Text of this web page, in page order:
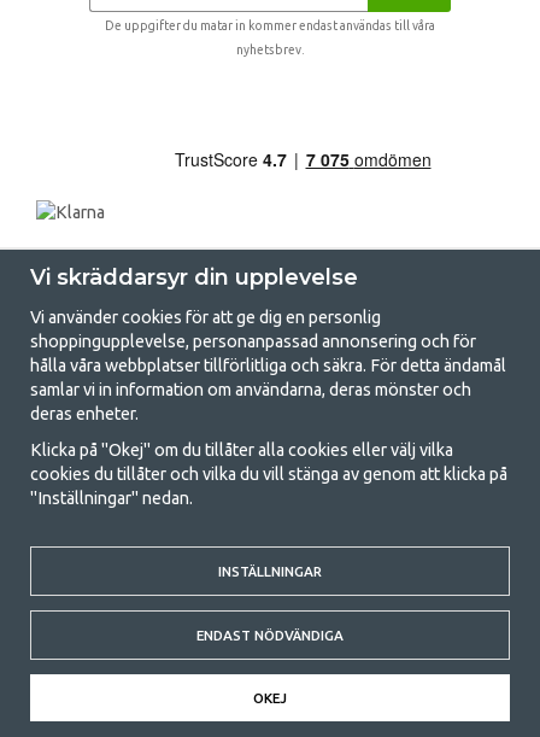
De uppgifter du matar in kommer endast användas till våra
nyhetsbrev.
GetCamping.se - Din butik för camping
och uteliv
Att campa kan antingen vara en livsstil eller ett sätt att samla familjen
för ett gemensamt äventyr. Oavsett vilken kategori du tillhör hittar du
med att campa så därför erbjuder vi riktigt bra priser på familjetält,
husvagnstält och all annan utrustning för camping och friluftsliv. Vårt
mål är att i varje priskategori erbjuda den bästa campingutrustningen
gällande kvalitet och funktionalitet. Ta gärna kontakt med oss om det
är något du saknar eller vill veta mer om.
© 2020 GetCamping. All rights reserved.
Vi skräddarsyr din upplevelse
Vi använder cookies för att ge dig en personlig
shoppingupplevelse, personanpassad annonsering och för
hålla våra webbplatser tillförlitliga och säkra. För detta ändamål
samlar vi in information om användarna, deras mönster och
deras enheter.
Klicka på "Okej" om du tillåter alla cookies eller välj vilka
cookies du tillåter och vilka du vill stänga av genom att klicka på
"Inställningar" nedan.
INSTÄLLNINGAR
ENDAST NÖDVÄNDIGA
OKEJ